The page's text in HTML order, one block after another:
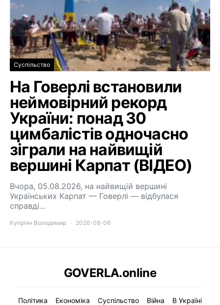
Суспільство
На Говерлі встановили
неймовірний рекорд
України: понад 30
цимбалістів одночасно
зіграли на найвищій
вершині Карпат (ВІДЕО)
Вчора, 05.08.2026, на найвищій вершині
Українських Карпат — Говерлі — відбулася
справді…
Купріян Володимир 2026-08-06
GOVERLA.online
Політика Економіка Суспільство Війна В Україні